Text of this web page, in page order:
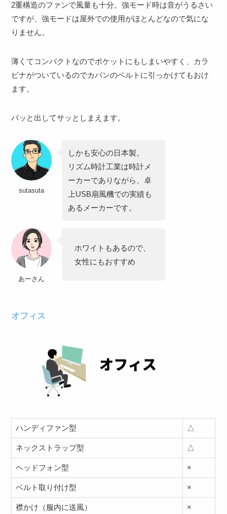
2重構造のファンで風量も十分。強モード時は音がうるさい
ですが、強モードは屋外での使用がほとんどなので気にな
りません。
薄くてコンパクトなのでポケットにもしまいやすく、カラ
ビナがついているのでカバンのベルトに引っかけてもおけ
ます。
パッと出してサッとしまえます。
sutasuta
しかも安心の日本製。
リズム時計工業は時計メ
ーカーでありながら、卓
上USB扇風機での実績も
あるメーカーです。
あーさん
ホワイトもあるので、
女性にもおすすめ
オフィス
ハンディファン型 △
ネックストラップ型 △
ヘッドフォン型 ×
ベルト取り付け型 ×
襟かけ（服内に送風） ×